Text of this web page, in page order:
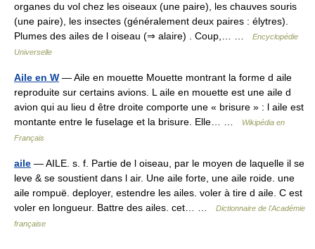
organes du vol chez les oiseaux (une paire), les chauves souris
(une paire), les insectes (généralement deux paires : élytres).
Plumes des ailes de l oiseau (⇒ alaire) . Coup,… …
Encyclopédie
Universelle
Aile en W — Aile en mouette Mouette montrant la forme d aile
reproduite sur certains avions. L aile en mouette est une aile d
avion qui au lieu d être droite comporte une « brisure » : l aile est
montante entre le fuselage et la brisure. Elle… …
Wikipédia en
Français
aile — AILE. s. f. Partie de l oiseau, par le moyen de laquelle il se
leve & se soustient dans l air. Une aile forte, une aile roide. une
aile rompuë. deployer, estendre les ailes. voler à tire d aile. C est
voler en longueur. Battre des ailes. cet… …
Dictionnaire de l'Académie
française